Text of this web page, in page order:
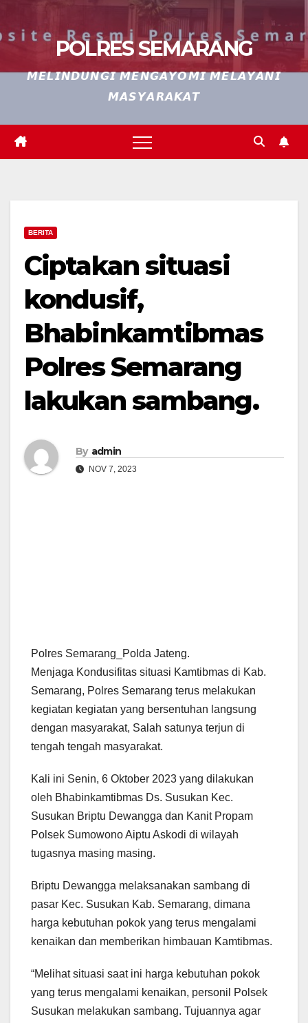
POLRES SEMARANG
𝙈𝙀𝙇𝙄𝙉𝘿𝙐𝙉𝙂𝙄 𝙈𝙀𝙉𝙂𝘼𝙔𝙊𝙈𝙄 𝙈𝙀𝙇𝘼𝙔𝘼𝙉𝙄
𝙈𝘼𝙎𝙔𝘼𝙍𝘼𝙆𝘼𝙏
BERITA
Ciptakan situasi
kondusif,
Bhabinkamtibmas
Polres Semarang
lakukan sambang.
By admin
NOV 7, 2023
Polres Semarang_Polda Jateng.
Menjaga Kondusifitas situasi Kamtibmas di Kab.
Semarang, Polres Semarang terus melakukan
kegiatan kegiatan yang bersentuhan langsung
dengan masyarakat, Salah satunya terjun di
tengah tengah masyarakat.
Kali ini Senin, 6 Oktober 2023 yang dilakukan
oleh Bhabinkamtibmas Ds. Susukan Kec.
Susukan Briptu Dewangga dan Kanit Propam
Polsek Sumowono Aiptu Askodi di wilayah
tugasnya masing masing.
Briptu Dewangga melaksanakan sambang di
pasar Kec. Susukan Kab. Semarang, dimana
harga kebutuhan pokok yang terus mengalami
kenaikan dan memberikan himbauan Kamtibmas.
“Melihat situasi saat ini harga kebutuhan pokok
yang terus mengalami kenaikan, personil Polsek
Susukan melakukan sambang. Tujuannya agar